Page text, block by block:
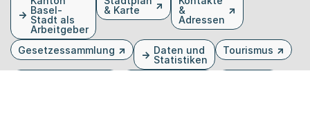
Basel-
Stadt als
Arbeitgeber
& Karte
&
Adressen
Gesetzessammlung
Daten und
Statistiken
Tourismus